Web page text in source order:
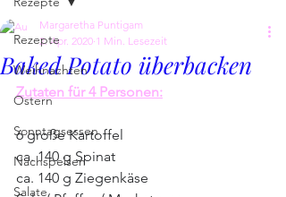
Rezepte
Weihnachten
Ostern
Sonntagsessen
Nachspeisen
Salate
Baked Potato überbacken
Margaretha Puntigam
2. Apr. 2020 1 Min. Lesezeit
Zutaten für 4 Personen:
6 große Kartoffel
ca. 140 g Spinat
ca. 140 g Ziegenkäse